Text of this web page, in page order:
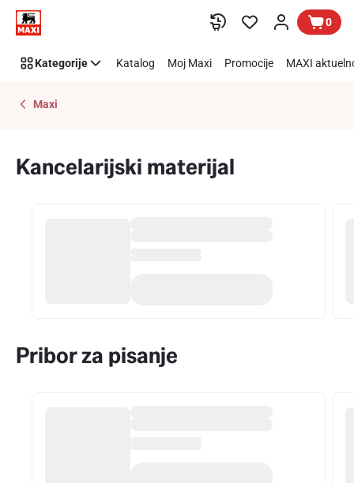
Preskoči link
Kancelarijski
materijal
0
Kategorije Katalog Moj Maxi Promocije MAXI
Maxi
Kancelarijski materijal
Pribor za pisanje